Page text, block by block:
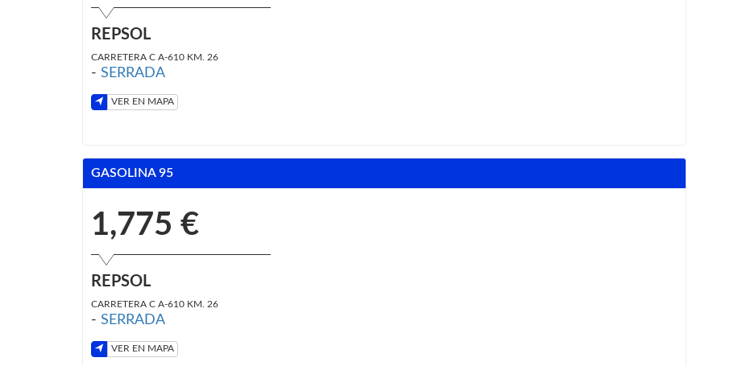
REPSOL
CARRETERA C A-610 KM. 26
- SERRADA
VER EN MAPA
GASOLINA 95
1,775 €
REPSOL
CARRETERA C A-610 KM. 26
- SERRADA
VER EN MAPA